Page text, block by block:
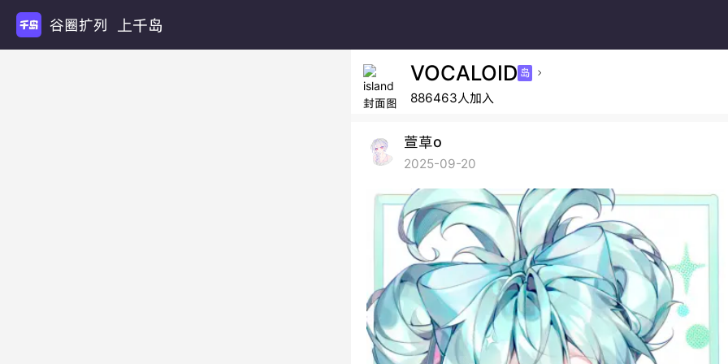
谷圈扩列 上千岛
VOCALOID 岛 
886463人加入
萱草o
2025-09-20